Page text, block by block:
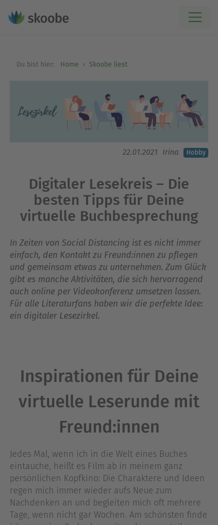
Du bist hier: Home Skoobe liest
22.01.2021 Irina Hobby
Digitaler Lesekreis – Die
besten Tipps für Deine
virtuelle Buchbesprechung
In Zeiten von Social Distancing ist es nicht immer
einfach, den Kontakt zu Freund:innen zu pflegen
und gemeinsam etwas zu unternehmen. Zum Glück
gibt es manche Aktivitäten, die sich hervorragend
auch online per Videokonferenz umsetzen lassen.
Für alle Literaturfans haben wir die perfekte Idee:
ein digitaler Lesezirkel.
Inspirationen für Deine
virtuelle Leserunde mit
Freund:innen
Jedes Mal, wenn ich in die Welt eines Buches
eintauche, heißt es Film ab in meinem ganz
persönlichen Kopfkino: Die Charaktere und Ideen
regen mich immer wieder aufs Neue zum
Nachdenken an und begleiten mich oft mehrere
Tage, wenn nicht gar Wochen. Am schönsten finde